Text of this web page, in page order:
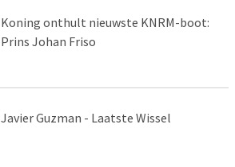
Koning onthult nieuwste KNRM-boot:
Prins Johan Friso
Javier Guzman - Laatste Wissel